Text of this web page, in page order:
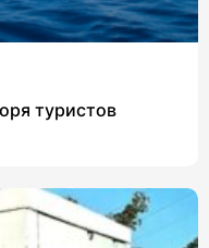
туристов